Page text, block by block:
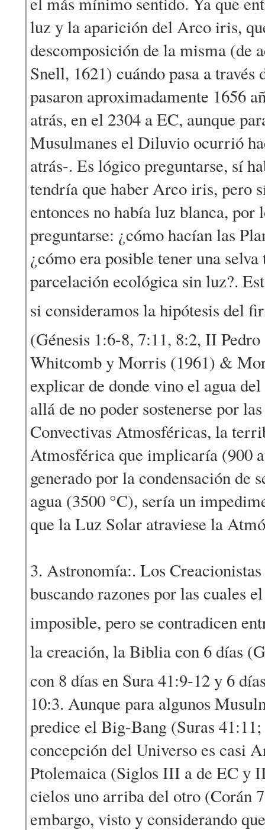
luz y la aparición del Arco iris,
descomposición de la misma (de
Snell, 1621) cuándo pasa a través
pasaron aproximadamente 1656
atrás, en el 2304 a EC, aunque
Musulmanes el Diluvio ocurrió
atrás-. Es lógico preguntarse, sí
tendría que haber Arco iris, pero
entonces no había luz blanca, por
preguntarse: ¿cómo hacían las
¿cómo era posible tener una
parcelación ecológica sin luz?.
si consideramos la hipótesis del
(Génesis 1:6-8, 7:11, 8:2, II
Whitcomb y Morris (1961) &
explicar de donde vino el agua
allá de no poder sostenerse por
Convectivas Atmosféricas, la
Atmosférica que implicaría (900
generado por la condensación de
agua (3500 °C), sería un
que la Luz Solar atraviese la
3. Astronomía:. Los Creacionistas
buscando razones por las cuales
imposible, pero se contradicen
la creación, la Biblia con 6 días
con 8 días en Sura 41:9-12 y 6
10:3. Aunque para algunos
predice el Big-Bang (Suras
concepción del Universo es casi
Ptolemaica (Siglos III a de EC y
cielos uno arriba del otro (Corán
embargo, visto y considerando